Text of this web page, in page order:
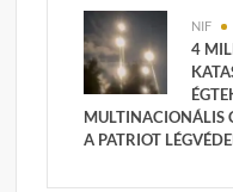
NIF
4
MULTINACIONÁLIS
A PATRIOT